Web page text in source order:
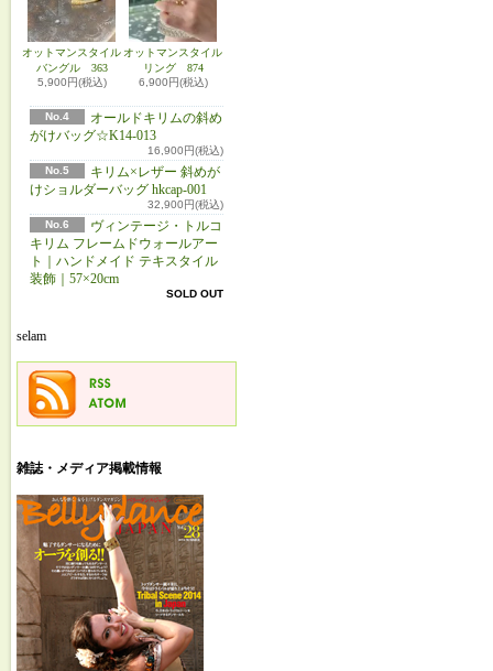
オットマンスタイル
バングル 363
5,900円(税込)
オットマンスタイル
リング 874
6,900円(税込)
No.4
オールドキリムの斜め
がけバッグ☆K14-013
16,900円(税込)
No.5
キリム×レザー 斜めが
けショルダーバッグ hkcap-001
32,900円(税込)
No.6
ヴィンテージ・トルコ
キリム フレームドウォールアー
ト｜ハンドメイド テキスタイル
装飾｜57×20cm
SOLD OUT
selam
雑誌・メディア掲載情報